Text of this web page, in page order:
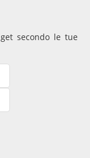
secondo le tue